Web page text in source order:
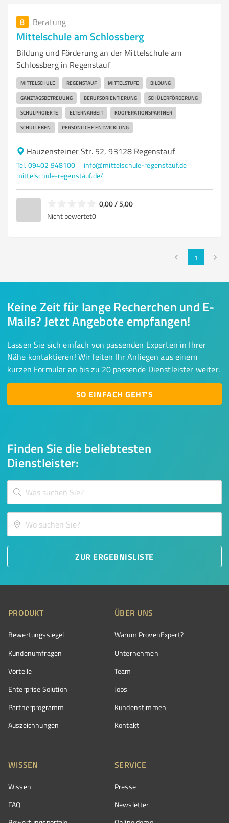
8 Beratung
Mittelschule am Schlossberg
Bildung und Förderung an der Mittelschule am
Schlossberg in Regenstauf
MITTELSCHULE REGENSTAUF MITTELSTUFE BILDUNG
GANZTAGSBETREUUNG BERUFSORIENTIERUNG SCHÜLERFÖRDERUNG
SCHULPROJEKTE ELTERNARBEIT KOOPERATIONSPARTNER
SCHULLEBEN PERSÖNLICHE ENTWICKLUNG
Hauzensteiner Str. 52, 93128 Regenstauf
Tel. 09402 948100
info@mittelschule-regenstauf.de
mittelschule-regenstauf.de/
0,00 / 5,00
Nicht bewertet0
1
Finden Sie die beliebtesten
Dienstleister:
ZUR ERGEBNISLISTE
Keine Zeit für lange Recherchen und E-
Mails? Jetzt Angebote empfangen!
Lassen Sie sich einfach von passenden Experten in Ihrer
Nähe kontaktieren! Wir leiten Ihr Anliegen aus einem
kurzen Formular an bis zu 20 passende Dienstleister weiter.
SO EINFACH GEHT'S
PRODUKT
Bewertungssiegel
Kundenumfragen
Vorteile
Enterprise Solution
Partnerprogramm
Auszeichnungen
ÜBER UNS
Warum ProvenExpert?
Unternehmen
Team
Jobs
Kundenstimmen
Kontakt
WISSEN
Wissen
FAQ
SERVICE
Presse
Newsletter